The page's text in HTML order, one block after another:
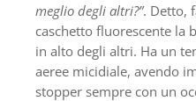
meglio degli altri?”. Detto,
caschetto fluorescente la
in alto degli altri. Ha un
aeree micidiale, avendo
stopper sempre con un